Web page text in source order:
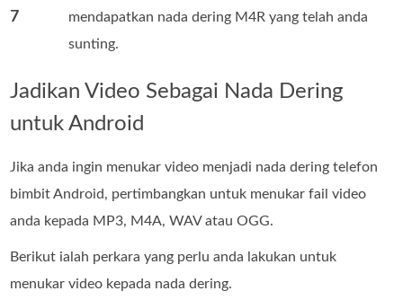
7
mendapatkan nada dering M4R yang telah anda
sunting.
Jadikan Video Sebagai Nada Dering
untuk Android
Jika anda ingin menukar video menjadi nada dering telefon
bimbit Android, pertimbangkan untuk menukar fail video
anda kepada MP3, M4A, WAV atau OGG.
Berikut ialah perkara yang perlu anda lakukan untuk
menukar video kepada nada dering.